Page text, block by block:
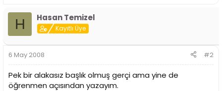
H Hasan Temizel
Kayıtlı Üye
6 May 2008 #2
Pek bir alakasız başlık olmuş gerçi ama yine de
öğrenmen açısından yazayım.